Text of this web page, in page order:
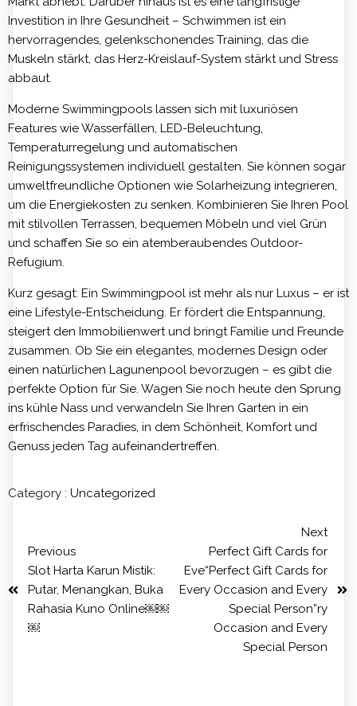
Investition in Ihre Gesundheit – Schwimmen ist ein
hervorragendes, gelenkschonendes Training, das die
Muskeln stärkt, das Herz-Kreislauf-System stärkt und Stress
abbaut.
Moderne Swimmingpools lassen sich mit luxuriösen
Features wie Wasserfällen, LED-Beleuchtung,
Temperaturregelung und automatischen
Reinigungssystemen individuell gestalten. Sie können sogar
umweltfreundliche Optionen wie Solarheizung integrieren,
um die Energiekosten zu senken. Kombinieren Sie Ihren Pool
mit stilvollen Terrassen, bequemen Möbeln und viel Grün
und schaffen Sie so ein atemberaubendes Outdoor-
Refugium.
Kurz gesagt: Ein Swimmingpool ist mehr als nur Luxus – er ist
eine Lifestyle-Entscheidung. Er fördert die Entspannung,
steigert den Immobilienwert und bringt Familie und Freunde
zusammen. Ob Sie ein elegantes, modernes Design oder
einen natürlichen Lagunenpool bevorzugen – es gibt die
perfekte Option für Sie. Wagen Sie noch heute den Sprung
ins kühle Nass und verwandeln Sie Ihren Garten in ein
erfrischendes Paradies, in dem Schönheit, Komfort und
Genuss jeden Tag aufeinandertreffen.
Category : Uncategorized
Previous
Slot Harta Karun Mistik:
Putar, Menangkan, Buka
Rahasia Kuno Online￼￼
￼
Next
Perfect Gift Cards for
Eve“Perfect Gift Cards for
Every Occasion and Every
Special Person”ry
Occasion and Every
Special Person